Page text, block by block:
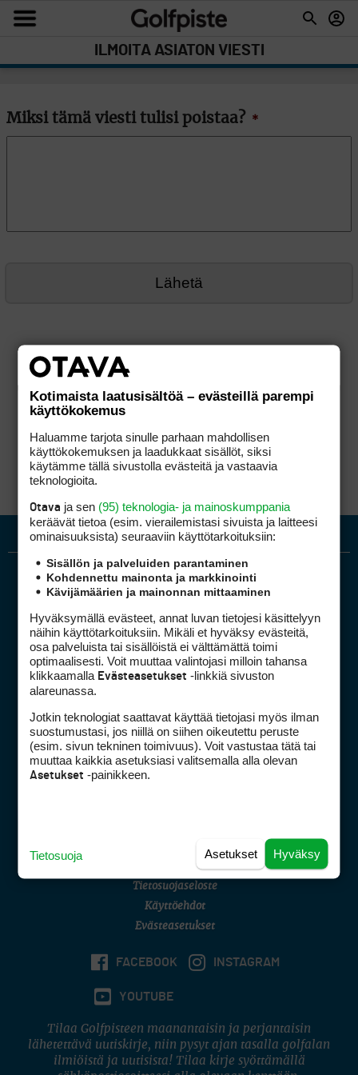
ILMOITA ASIATON VIESTI
Miksi tämä viesti tulisi poistaa? *
Golfpiste mediakortti
Golfpisteen yhteystiedot
DSA avoimuusraportti
Asiakaspalvelu
(digi) digi@otavamedia.fi
Tietosuojaseloste
Käyttöehdot
Evästeasetukset
FACEBOOK INSTAGRAM
YOUTUBE
Tilaa Golfpisteen maanantaisin ja perjantaisin
lähetettävä uutiskirje, niin pysyt ajan tasalla golfalan
ilmiöistä ja uutisista! Tilaa kirje syöttämällä
Kotimaista laatusisältöä – evästeillä parempi
käyttökokemus
Haluamme tarjota sinulle parhaan mahdollisen
käyttökokemuksen ja laadukkaat sisällöt, siksi
käytämme tällä sivustolla evästeitä ja vastaavia
teknologioita.
Otava ja sen (95) teknologia- ja mainoskumppania
keräävät tietoa (esim. vierailemis­tasi sivuista ja laitteesi
ominaisuuk­sista) seuraaviin käyttötarkoituksiin:
Sisällön ja palveluiden parantaminen
Kohdennettu mainonta ja markkinointi
Kävijämäärien ja mainonnan mittaaminen
Hyväksymällä evästeet, annat luvan tietojesi käsittelyyn
näihin käyttötarkoituksiin. Mikäli et hyväksy evästeitä,
osa palveluista tai sisällöistä ei välttämättä toimi
optimaalisesti. Voit muuttaa valintojasi milloin tahansa
klikkaamalla Evästeasetukset -linkkiä sivuston
alareunassa.
Jotkin teknologiat saattavat käyttää tietojasi myös ilman
suostumustasi, jos niillä on siihen oikeutettu peruste
(esim. sivun tekninen toimivuus). Voit vastustaa tätä tai
muuttaa kaikkia asetuksiasi valitsemalla alla olevan
Asetukset -painikkeen.
Hyväksy
Asetukset
Tietosuoja